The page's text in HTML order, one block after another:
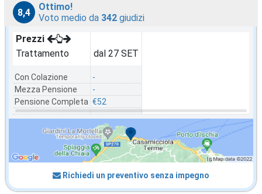
8,4
Ottimo!
Voto medio da 342 giudizi
Prezzi
Trattamento
Con Colazione
Mezza Pensione
Pensione Completa
dal 27 SET
-
-
€52
Richiedi un preventivo senza impegno